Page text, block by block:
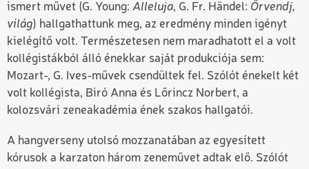
ismert művet (G. Young: Alleluja, G. Fr. Händel: Örvendj,
világ) hallgathattunk meg, az eredmény minden igényt
kielégítő volt. Természetesen nem maradhatott el a volt
kollégistákból álló énekkar saját produkciója sem:
Mozart-, G. Ives-művek csendültek fel. Szólót énekelt két
volt kollégista, Biró Anna és Lőrincz Norbert, a
kolozsvári zeneakadémia ének szakos hallgatói.
A hangverseny utolsó mozzanatában az egyesített
kórusok a karzaton három zeneművet adtak elő. Szólót